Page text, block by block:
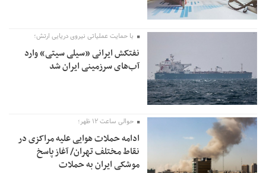
با حمایت عملیاتی نیروی دریایی ارتش؛
نفتکش ایرانی «سیلی سیتی» وارد
آب‌های سرزمینی ایران شد
حوالی ساعت ۱۲ ظهر؛
ادامه حملات هوایی علیه مراکزی در
نقاط مختلف تهران/ آغاز پاسخ
موشکی ایران به حملات